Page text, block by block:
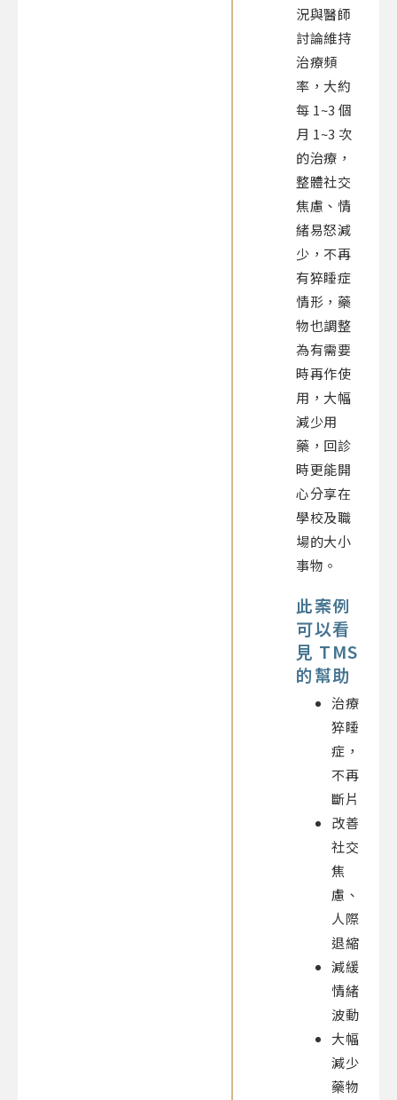
況與醫師
討論維持
治療頻
率，大約
每 1~3 個
月 1~3 次
的治療，
整體社交
焦慮、情
緒易怒減
少，不再
有猝睡症
情形，藥
物也調整
為有需要
時再作使
用，大幅
減少用
藥，回診
時更能開
心分享在
學校及職
場的大小
事物。
此案例
可以看
見 TMS
的幫助
治療
猝睡
症，
不再
斷片
改善
社交
焦
慮、
人際
退縮
減緩
情緒
波動
大幅
減少
藥物